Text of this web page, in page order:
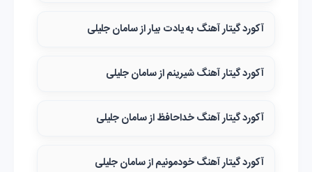
آکورد گیتار آهنگ به یادت بیار از سامان جلیلی
آکورد گیتار آهنگ شیرینم از سامان جلیلی
آکورد گیتار آهنگ خداحافظ از سامان جلیلی
آکورد گیتار آهنگ خودمونیم از سامان جلیلی